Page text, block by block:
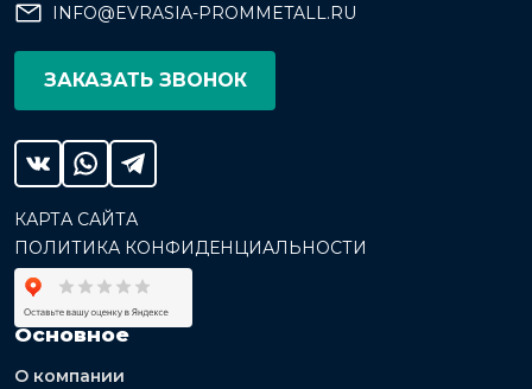
INFO@EVRASIA-PROMMETALL.RU
ЗАКАЗАТЬ ЗВОНОК
КАРТА САЙТА
ПОЛИТИКА КОНФИДЕНЦИАЛЬНОСТИ
Основное
О компании